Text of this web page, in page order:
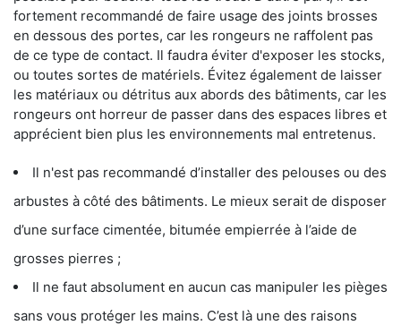
fortement recommandé de faire usage des joints brosses
en dessous des portes, car les rongeurs ne raffolent pas
de ce type de contact. Il faudra éviter d'exposer les stocks,
ou toutes sortes de matériels. Évitez également de laisser
les matériaux ou détritus aux abords des bâtiments, car les
rongeurs ont horreur de passer dans des espaces libres et
apprécient bien plus les environnements mal entretenus.
Il n'est pas recommandé d’installer des pelouses ou des
arbustes à côté des bâtiments. Le mieux serait de disposer
d’une surface cimentée, bitumée empierrée à l’aide de
grosses pierres ;
Il ne faut absolument en aucun cas manipuler les pièges
sans vous protéger les mains. C’est là une des raisons